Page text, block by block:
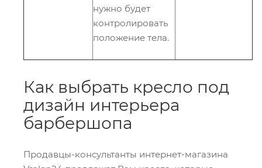
нужно будет
контролировать
положение тела.
Как выбрать кресло под
дизайн интерьера
барбершопа
Продавцы-консультанты интернет-магазина